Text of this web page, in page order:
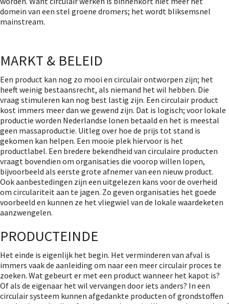
domein van een stel groene dromers; het wordt bliksemsnel
mainstream.
MARKT & BELEID
Een product kan nog zo mooi en circulair ontworpen zijn; het
heeft weinig bestaansrecht, als niemand het wil hebben. Die
vraag stimuleren kan nog best lastig zijn. Een circulair product
kost immers meer dan we gewend zijn. Dat is logisch; voor lokale
productie worden Nederlandse lonen betaald en het is meestal
geen massaproductie. Uitleg over hoe de prijs tot stand is
gekomen kan helpen. Een mooie plek hiervoor is het
productlabel. Een bredere bekendheid van circulaire producten
vraagt bovendien om organisaties die voorop willen lopen,
bijvoorbeeld als eerste grote afnemer van een nieuw product.
Ook aanbestedingen zijn een uitgelezen kans voor de overheid
om circulariteit aan te jagen. Zo geven organisaties het goede
voorbeeld en kunnen ze het vliegwiel van de lokale waardeketen
aanzwengelen.
PRODUCTEINDE
Het einde is eigenlijk het begin. Het verminderen van afval is
immers vaak de aanleiding om naar een meer circulair proces te
zoeken. Wat gebeurt er met een product wanneer het kapot is?
Of als de eigenaar het wil vervangen door iets anders? In een
circulair systeem kunnen afgedankte producten of grondstoffen